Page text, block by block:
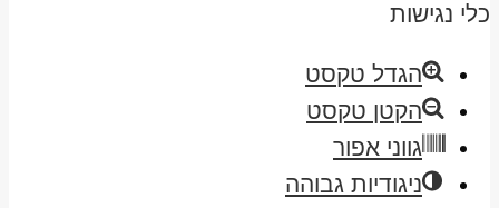
כלי נגישות
הגדל טקסט
הקטן טקסט
גווני אפור
ניגודיות גבוהה